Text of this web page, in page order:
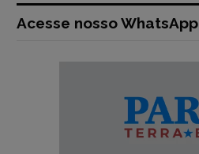
Acesse nosso WhatsApp